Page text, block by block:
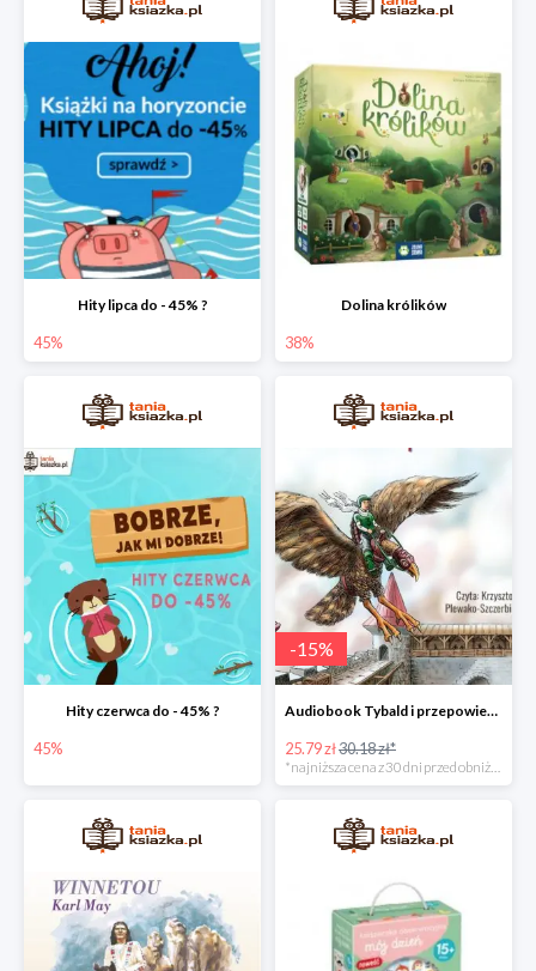
Hity lipca do - 45% ?
45%
Dolina królików
38%
Hity czerwca do - 45% ?
45%
-15%
Audiobook Tybald i przepowiednia Studni Praprzodków
25.79 zł30.18 zł*
*najniższa cena z 30 dni przed obniżką